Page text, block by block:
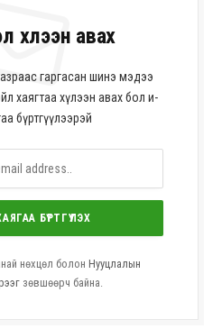
хүлээн авах
гаргасан шинэ мэдээ
хаягтаа хүлээн авах бол и-
бүртгүүлээрэй
нөхцөл болон Нууцлалын
зөвшөөрч байна.